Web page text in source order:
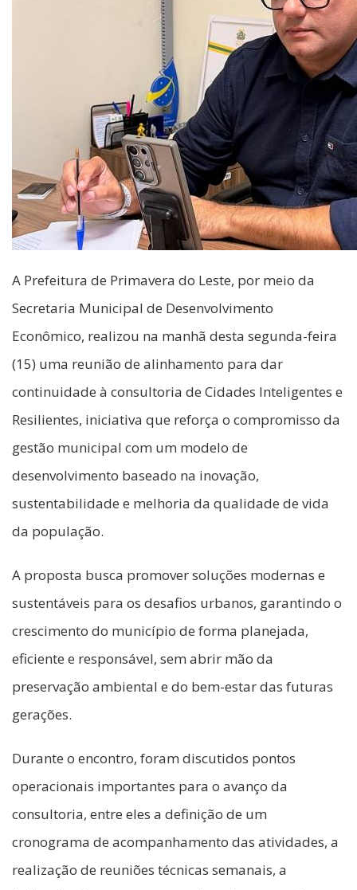
A Prefeitura de Primavera do Leste, por meio da
Secretaria Municipal de Desenvolvimento
Econômico, realizou na manhã desta segunda-feira
(15) uma reunião de alinhamento para dar
continuidade à consultoria de Cidades Inteligentes e
Resilientes, iniciativa que reforça o compromisso da
gestão municipal com um modelo de
desenvolvimento baseado na inovação,
sustentabilidade e melhoria da qualidade de vida
da população.
A proposta busca promover soluções modernas e
sustentáveis para os desafios urbanos, garantindo o
crescimento do município de forma planejada,
eficiente e responsável, sem abrir mão da
preservação ambiental e do bem-estar das futuras
gerações.
Durante o encontro, foram discutidos pontos
operacionais importantes para o avanço da
consultoria, entre eles a definição de um
cronograma de acompanhamento das atividades, a
realização de reuniões técnicas semanais, a